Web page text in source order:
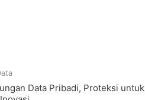
Data Pribadi, Proteksi untuk